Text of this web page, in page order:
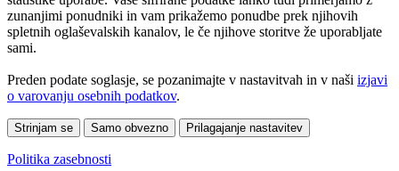
zunanjimi ponudniki in vam prikažemo ponudbe prek njihovih
spletnih oglaševalskih kanalov, le če njihove storitve že uporabljate
sami.
Preden podate soglasje, se pozanimajte v nastavitvah in v naši izjavi
o varovanju osebnih podatkov.
Strinjam se Samo obvezno Prilagajanje nastavitev
Politika zasebnosti